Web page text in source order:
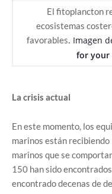
El fitoplancton
ecosistemas
favorables. Imagen
for your
La crisis actual
En este momento, los
marinos están recibiendo
marinos que se
150 han sido
encontrado decenas de